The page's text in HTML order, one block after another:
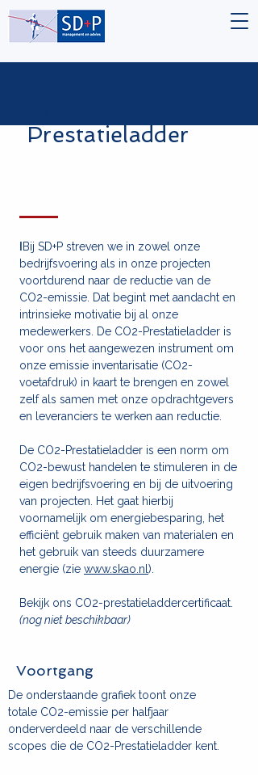
Prestatieladder
Bij SD+P streven we in zowel onze
bedrijfsvoering als in onze projecten
voortdurend naar de reductie van de
CO2-emissie. Dat begint met aandacht en
intrinsieke motivatie bij al onze
medewerkers. De CO2-Prestatieladder is
voor ons het aangewezen instrument om
onze emissie inventarisatie (CO2-
voetafdruk) in kaart te brengen en zowel
zelf als samen met onze opdrachtgevers
en leveranciers te werken aan reductie.
De CO2-Prestatieladder is een norm om
CO2-bewust handelen te stimuleren in de
eigen bedrijfsvoering en bij de uitvoering
van projecten. Het gaat hierbij
voornamelijk om energiebesparing, het
efficiënt gebruik maken van materialen en
het gebruik van steeds duurzamere
energie (zie www.skao.nl ).
Bekijk ons CO2-prestatieladdercertificaat.
(nog niet beschikbaar)
Voortgang
De onderstaande grafiek toont onze
totale CO2-emissie per halfjaar
onderverdeeld naar de verschillende
scopes die de CO2-Prestatieladder kent.